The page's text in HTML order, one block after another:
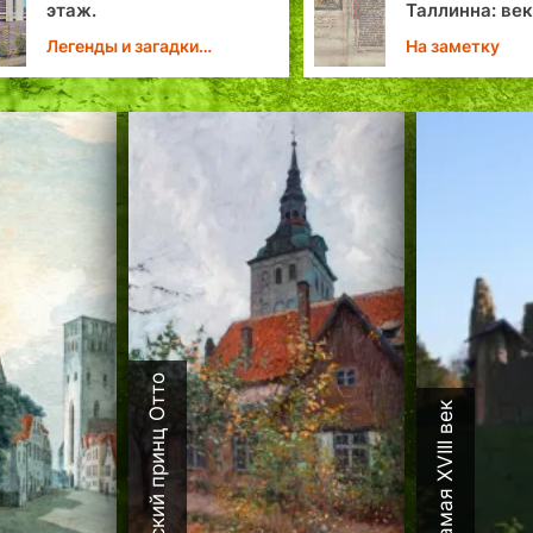
Таллинна: век
тринадцатый,
основополагающий
На заметку
Датский принц Отто Каламая XVIII век